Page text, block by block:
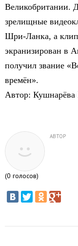
Великобритании.
зрелищные
Шри-Ланка, а
экранизирован в
получил звание
времён».
Автор:
АВТОР
(0 голосов)